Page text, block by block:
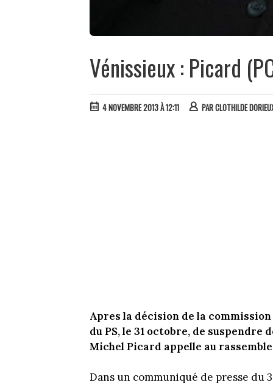
Vénissieux : Picard
4 NOVEMBRE 2013 À 12:11 PARCLOTHILDE
Apres la décision de la
du PS, le 31 octobre, de
Michel Picard appelle au
Dans un communiqué de presse du